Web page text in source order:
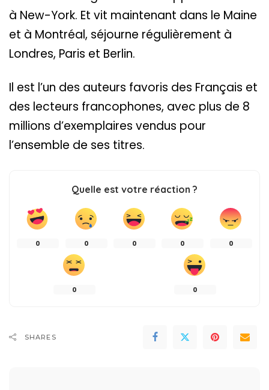
à New-York. Et vit maintenant dans le Maine
et à Montréal, séjourne régulièrement à
Londres, Paris et Berlin.
Il est l’un des auteurs favoris des Français et
des lecteurs francophones, avec plus de 8
millions d’exemplaires vendus pour
l’ensemble de ses titres.
Quelle est votre réaction ?
0 0 0 0 0
0 0
SHARES